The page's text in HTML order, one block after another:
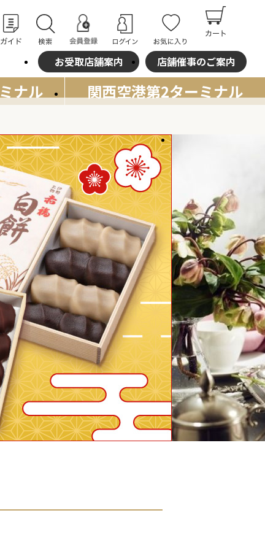
お受取店舗案内 店舗催事のご案内
ナル 関西空港第2ターミナル